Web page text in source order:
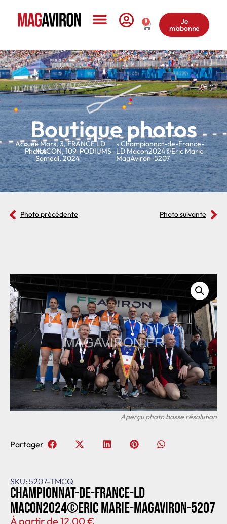
0 Je
m'abonne
Boutique photos
Accueil
»
Photos
»Mars,3,FRANCE LD
MACON,109-PODIUMS-
Samedi,2024
» Championnat-de-France-
LD Macon2024©Eric Marie-
MagAviron-5207
Photo précédente Photo suivante
SKU: 5207-TMCQ
Championnat-de-France-LD
Macon2024©Eric Marie-MagAviron-5207
À partir de 12,00€
Partager